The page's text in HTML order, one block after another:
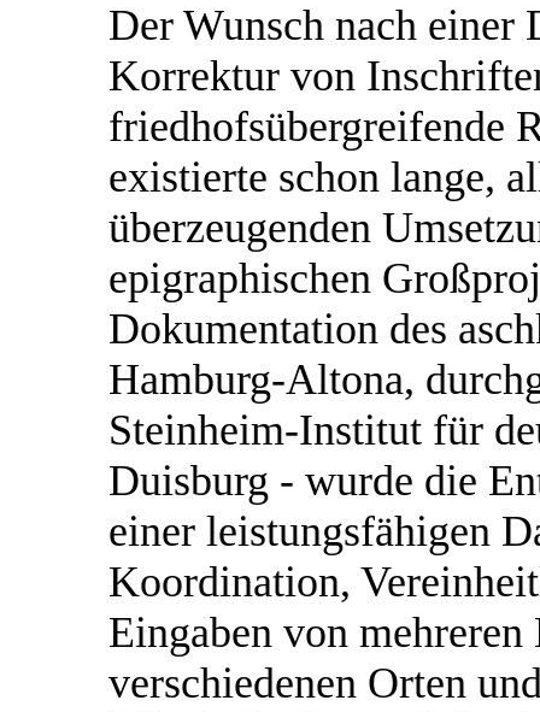
Der Wunsch nach einer
Korrektur von
friedhofsübergreifende
existierte schon lange,
überzeugenden
epigraphischen
Dokumentation des
Hamburg-Altona,
Steinheim-Institut für
Duisburg - wurde die
einer leistungsfähigen
Koordination,
Eingaben von
verschiedenen Orten